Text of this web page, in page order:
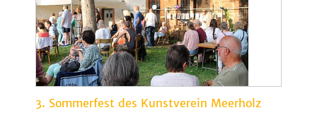
3. Sommerfest des Kunstverein Meerholz